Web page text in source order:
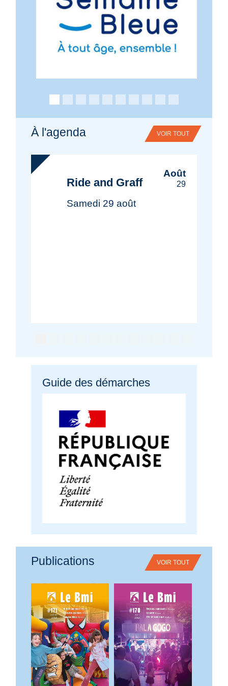
À l'agenda VOIR TOUT
Août
29
Ride and Graff
Samedi 29 août
Guide des démarches
Publications VOIR TOUT